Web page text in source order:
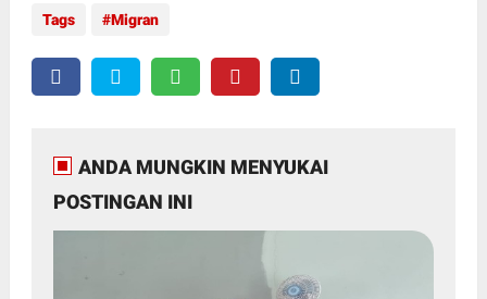
Tags Migran
ANDA MUNGKIN MENYUKAI
POSTINGAN INI